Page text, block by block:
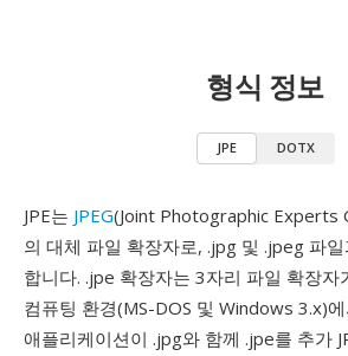
형식 정보
JPE DOTX
JPE는 JPEG(Joint Photographic Experts
의 대체 파일 확장자로, .jpg 및 .jpeg 파
합니다. .jpe 확장자는 3자리 파일 확장자
컴퓨팅 환경(MS-DOS 및 Windows 3.x)
애플리케이션이 .jpg와 함께 .jpe를 추가